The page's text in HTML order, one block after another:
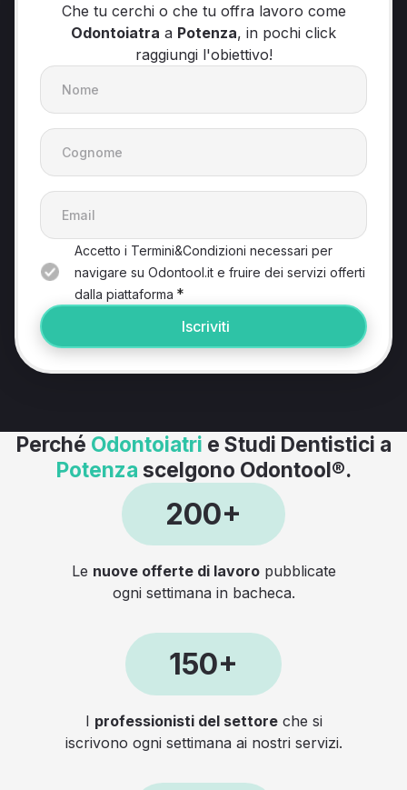
Che tu cerchi o che tu offra lavoro come
Odontoiatra a Potenza, in pochi click
raggiungi l'obiettivo!
Accetto i Termini&Condizioni necessari per
navigare su Odontool.it e fruire dei servizi offerti
dalla piattaforma *
Iscriviti
Perché Odontoiatri e Studi Dentistici a
Potenza scelgono Odontool®.
200+
Le nuove offerte di lavoropubblicate
ogni settimana in bacheca.
150+
I professionisti del settoreche si
iscrivono ogni settimana ai nostri servizi.